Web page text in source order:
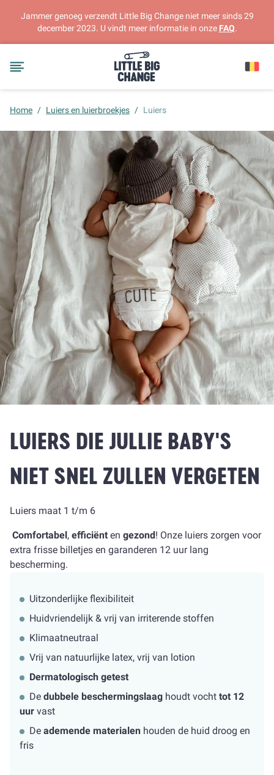
Jammer genoeg verzendt Little Big Change niet meer sinds 29
december 2023. U vindt meer informatie in onze FAQ.
Home / Luiers en luierbroekjes / Luiers
LUIERS DIE JULLIE BABY'S
NIET SNEL ZULLEN VERGETEN
Luiers maat 1 t/m 6
Comfortabel, efficiënt en gezond! Onze luiers zorgen voor
extra frisse billetjes en garanderen 12 uur lang
bescherming.
Uitzonderlijke flexibiliteit
Huidvriendelijk & vrij van irriterende stoffen
Klimaatneutraal
Vrij van natuurlijke latex, vrij van lotion
Dermatologisch getest
De dubbele beschermingslaag houdt vocht tot 12
uur vast
De ademende materialen houden de huid droog en
fris